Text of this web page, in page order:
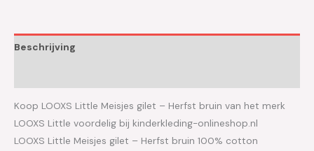
Beschrijving
Koop LOOXS Little Meisjes gilet – Herfst bruin van het merk
LOOXS Little voordelig bij kinderkleding-onlineshop.nl
LOOXS Little Meisjes gilet – Herfst bruin 100% cotton